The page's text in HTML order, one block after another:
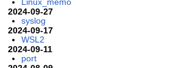
Linux_memo
2024-09-27
syslog
2024-09-17
WSL2
2024-09-11
port